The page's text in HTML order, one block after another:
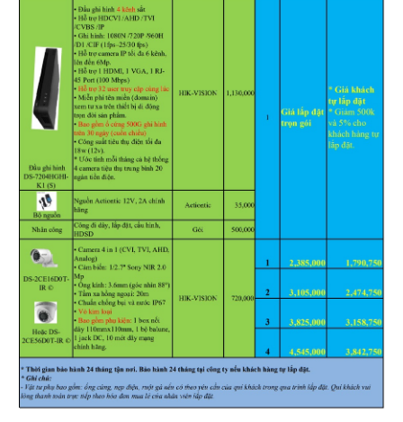
GIẢI PHÁP NHỎ TRỌN GÓI
Hỗ trợ kỹ thuật
Hướng dẫn sử dụng
Tài liệu kỹ thuật
Tin tức
Liên hệ